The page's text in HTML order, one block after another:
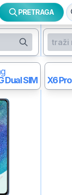
PRETRAGA
Dual SIM
X6 Pro